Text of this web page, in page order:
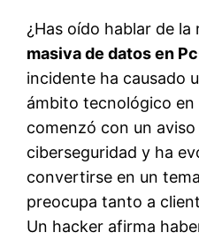
¿Has oído hablar de
masiva de datos en
incidente ha causado
ámbito tecnológico en
comenzó con un
ciberseguridad y ha
convertirse en un
preocupa tanto a
Un hacker afirma